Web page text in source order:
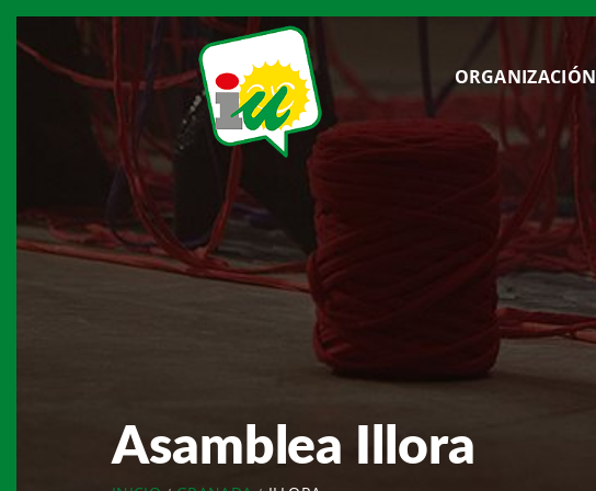
ORGANIZACIÓN
Asamblea Illora